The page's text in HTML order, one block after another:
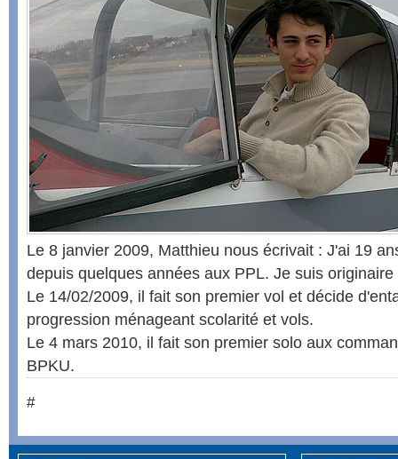
Le 8 janvier 2009, Matthieu nous écrivait : J'ai 19
depuis quelques années aux PPL. Je suis originaire
Le 14/02/2009, il fait son premier vol et décide
progression ménageant scolarité et vols.
Le 4 mars 2010, il fait son premier solo aux
BPKU.
#